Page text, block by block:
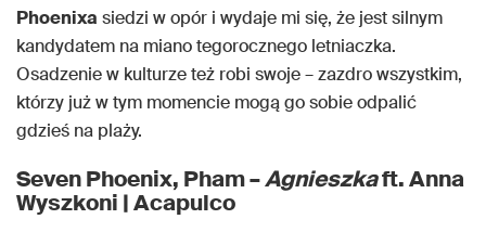
Phoenixa siedzi w opór i wydaje mi się, że jest silnym
kandydatem na miano tegorocznego letniaczka.
Osadzenie w kulturze też robi swoje – zazdro wszystkim,
którzy już w tym momencie mogą go sobie odpalić
gdzieś na plaży.
Seven Phoenix, Pham –Agnieszkaft. Anna
Wyszkoni | Acapulco